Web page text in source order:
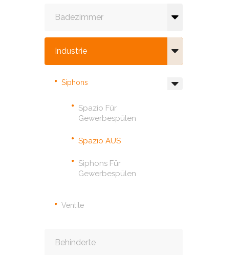
Badezimmer
Industrie
Siphons
Spazio Für
Gewerbespülen
Spazio AUS
Siphons Für
Gewerbespülen
Ventile
Behinderte